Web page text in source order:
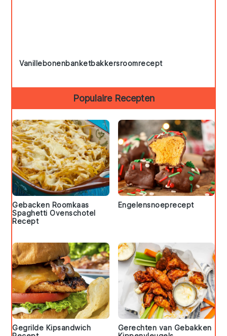
Vanillebonenbanketbakkersroomrecept
Populaire Recepten
Gebacken Roomkaas
Spaghetti Ovenschotel
Recept
Engelensnoeprecept
Gegrilde Kipsandwich
Gerechten van Gebakken